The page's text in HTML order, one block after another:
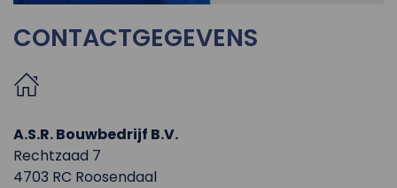
CONTACTGEGEVENS
A.S.R. Bouwbedrijf B.V.
Rechtzaad 7
4703 RC Roosendaal